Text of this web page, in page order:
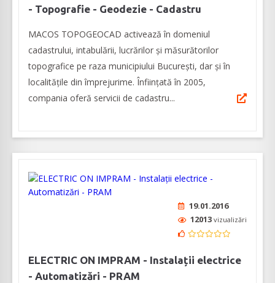
- Topografie - Geodezie - Cadastru
MACOS TOPOGEOCAD activează în domeniul
cadastrului, intabulării, lucrărilor și măsurătorilor
topografice pe raza municipiului București, dar și în
localitățile din împrejurime. Înființată în 2005,
compania oferă servicii de cadastru...
19.01.2016
12013 vizualizări
ELECTRIC ON IMPRAM - Instalații electrice
- Automatizări - PRAM